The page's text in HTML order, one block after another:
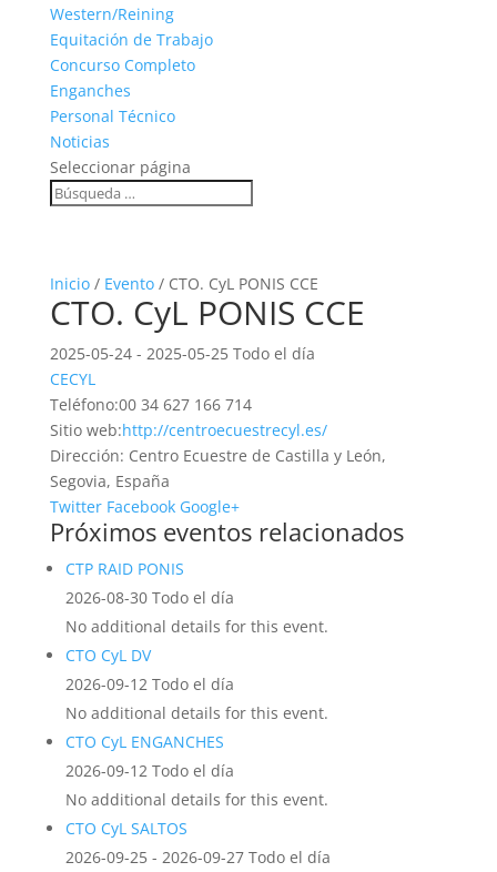
Western/Reining
Equitación de Trabajo
Concurso Completo
Enganches
Personal Técnico
Noticias
Seleccionar página
Inicio/ Evento/ CTO. CyL PONIS CCE
CTO. CyL PONIS CCE
2025-05-24 - 2025-05-25 Todo el día
CECYL
Teléfono:00 34 627 166 714
Sitio web:http://centroecuestrecyl.es/
Dirección: Centro Ecuestre de Castilla y León,
Segovia, España
Twitter Facebook Google+
Próximos eventos relacionados
CTP RAID PONIS
2026-08-30 Todo el día
No additional details for this event.
CTO CyL DV
2026-09-12 Todo el día
No additional details for this event.
CTO CyL ENGANCHES
2026-09-12 Todo el día
No additional details for this event.
CTO CyL SALTOS
2026-09-25 - 2026-09-27 Todo el día